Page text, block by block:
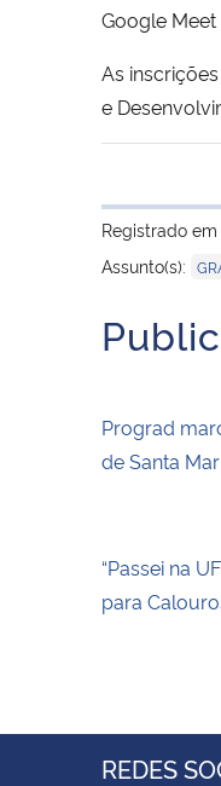
Google
As
e
Registrado em
Assunto(s):
Prograd
de Santa
“Passei na
para
REDES